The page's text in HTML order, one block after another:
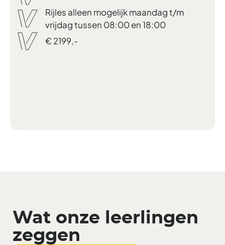
Rijles alleen mogelijk maandag t/m
vrijdag tussen 08:00 en 18:00
€ 2199,-
Wat onze leerlingen
zeggen